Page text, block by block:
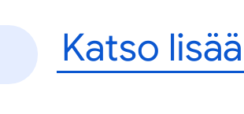
Katso lisää